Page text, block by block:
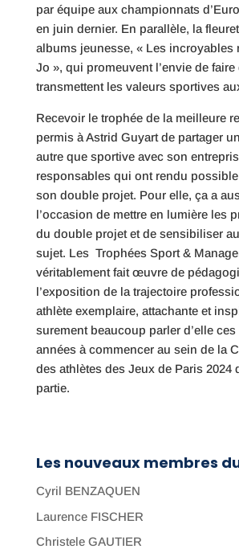
par équipe aux championnats
en juin dernier. En parallèle, la
albums jeunesse, « Les incroyables
Jo », qui promeuvent l’envie de
transmettent les valeurs sportives
Recevoir le trophée de la meilleure
permis à Astrid Guyart de partager
autre que sportive avec son
responsables qui ont rendu
son double projet. Pour elle, ça a
l’occasion de mettre en lumière les
du double projet et de sensibiliser
sujet. Les Trophées Sport &
véritablement fait œuvre de
l’exposition de la trajectoire
athlète exemplaire, attachante et
surement beaucoup parler d’elle
années à commencer au sein de la
des athlètes des Jeux de Paris 2024
partie.
Les nouveaux membres
Cyril BENZAQUEN
Laurence FISCHER
Christele GAUTIER